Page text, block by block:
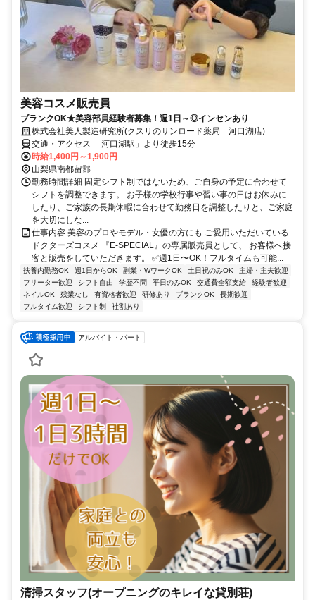
美容コスメ販売員
ブランクOK★美容部員経験者募集！週1日～◎インセンあり
株式会社美人製造研究所(クスリのサンロード薬局 河口湖店)
交通・アクセス 「河口湖駅」より徒歩15分
時給1,400円～1,900円
山梨県南都留郡
勤務時間詳細 固定シフト制ではないため、ご自身の予定に合わせて
シフトを調整できます。 お子様の学校行事や習い事の日はお休みに
したり、ご家族の長期休暇に合わせて勤務日を調整したりと、ご家庭
を大切にしな...
仕事内容 美容のプロやモデル・女優の方にも ご愛用いただいている
ドクターズコスメ 『E-SPECIAL』の専属販売員として、 お客様へ接
客と販売をしていただきます。 ✅週1日〜OK！フルタイムも可能...
扶養内勤務OK 週1日からOK 副業・WワークOK 土日祝のみOK
主婦・主夫歓迎
フリーター歓迎
シフト自由 学歴不問 平日のみOK 交通費全額支給
経験者歓迎
ネイルOK
残業なし 有資格者歓迎 研修あり ブランクOK
長期歓迎
フルタイム歓迎
シフト制 社割あり
アルバイト・パート
清掃スタッフ(オープニングのキレイな貸別荘)